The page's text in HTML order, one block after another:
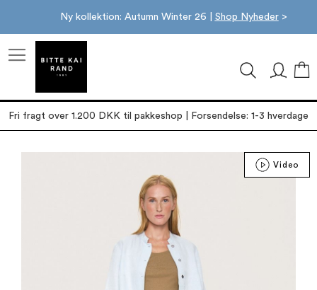
Ny kollektion: Autumn Winter 26 | Shop Nyheder>
Fri fragt over 1.200 DKK til pakkeshop | Forsendelse: 1-3 hverdage
Video